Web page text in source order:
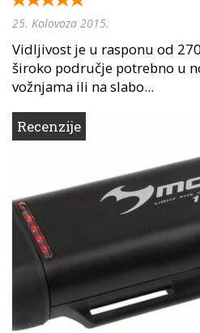
25. Kolovoza 2015.
Vidljivost je u rasponu od
široko područje potrebno u
vožnjama ili na slabo...
Recenzije